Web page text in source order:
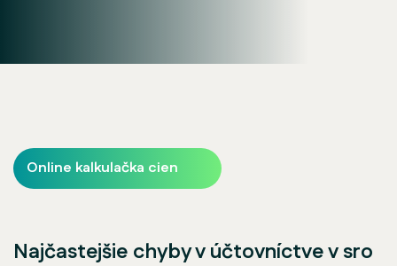
Online kalkulačka cien
Najčastejšie chyby v účtovníctve v sro